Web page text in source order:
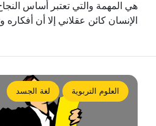
هي المهمة والتي تعتبر أساس
الإنسان كائن عقلاني إلا أن أفكاره
العلوم التربوية لغة الجسد